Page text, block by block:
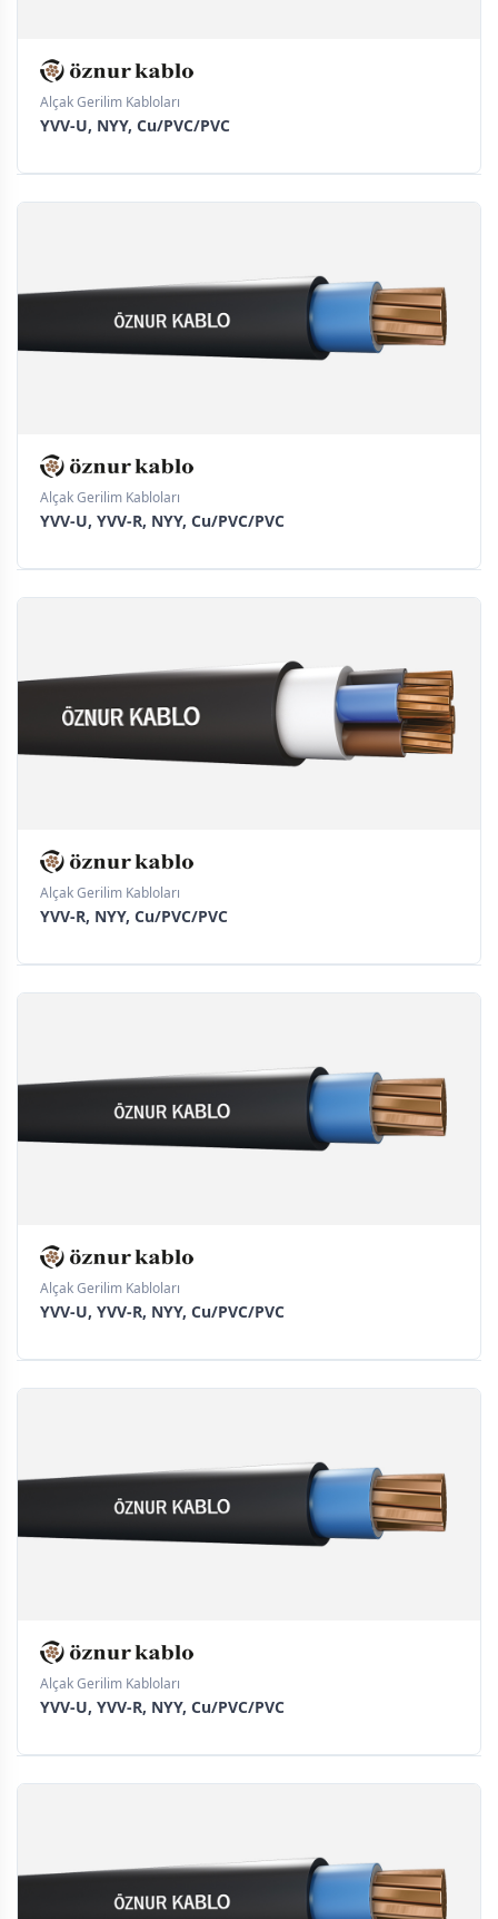
Alçak Gerilim Kabloları
YVV-U, NYY, Cu/PVC/PVC
Alçak Gerilim Kabloları
YVV-U, YVV-R, NYY, Cu/PVC/PVC
Alçak Gerilim Kabloları
YVV-R, NYY, Cu/PVC/PVC
Alçak Gerilim Kabloları
YVV-U, YVV-R, NYY, Cu/PVC/PVC
Alçak Gerilim Kabloları
YVV-U, YVV-R, NYY, Cu/PVC/PVC